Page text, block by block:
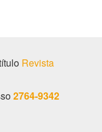
Revista
2764-9342